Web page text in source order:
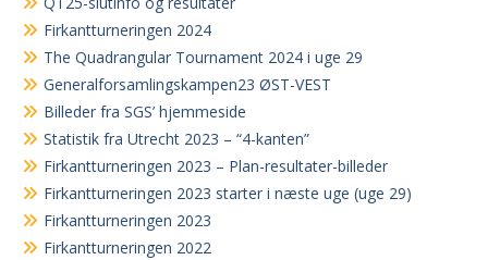
Firkantturneringen 2024
The Quadrangular Tournament 2024 i uge 29
Generalforsamlingskampen23 ØST-VEST
Billeder fra SGS’ hjemmeside
Statistik fra Utrecht 2023 – “4-kanten”
Firkantturneringen 2023 – Plan-resultater-billeder
Firkantturneringen 2023 starter i næste uge (uge 29)
Firkantturneringen 2023
Firkantturneringen 2022